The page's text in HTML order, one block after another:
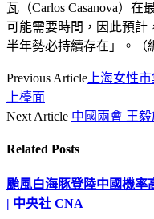
瓦（Carlos Casanova）
可能需要時間，因此預計
半年勢必持續存在」。（
Previous Article上海女性
上檯面
Next Article 中國兩會 王
Related Posts
颱風白海豚登陸中國機
| 中央社 CNA